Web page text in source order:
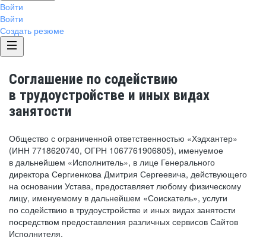
Войти
Войти
Создать резюме
Соглашение по содействию
в трудоустройстве и иных видах
занятости
Общество с ограниченной ответственностью «Хэдхантер»
(ИНН 7718620740, ОГРН 1067761906805), именуемое
в дальнейшем «Исполнитель», в лице Генерального
директора Сергиенкова Дмитрия Сергеевича, действующего
на основании Устава, предоставляет любому физическому
лицу, именуемому в дальнейшем «Соискатель», услуги
по содействию в трудоустройстве и иных видах занятости
посредством предоставления различных сервисов Сайтов
Исполнителя.